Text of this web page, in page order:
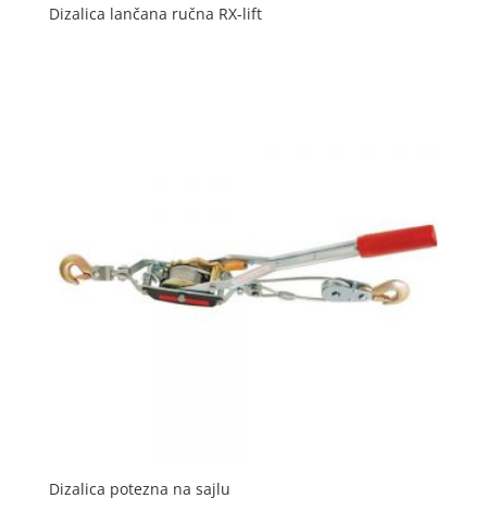
Dizalica lančana ručna RX-lift
Dizalica potezna na sajlu